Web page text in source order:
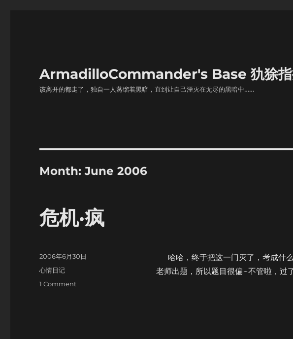
ArmadilloCommander's Base 犰狳指
该离开的都走了，独自一人蒸馏着黑暗，直到让自己湮灭在无尽的黑暗中……
Month:June 2006
危机·疯
哈哈，终于把这一门灭了，考成什
老师出题，所以题目很偏~不管啦，过
Posted
on
2006年6月30日
Categories
心情日记
1 Commenton